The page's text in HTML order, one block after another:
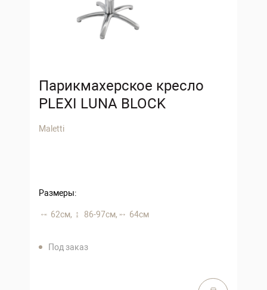
Парикмахерское кресло
PLEXI LUNA BLOCK
Maletti
Размеры:
62 см, 86-97 см, 64 см
Под заказ